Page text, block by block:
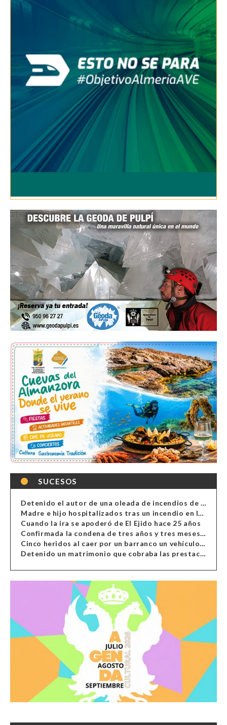
SUCESOS
Detenido el autor de una oleada de incendios de contenedores en Almería
Madre e hijo hospitalizados tras un incendio en la cocina de una vivienda en Almería
Cuando la ira se apoderó de El Ejido hace 25 años
Confirmada la condena de tres años y tres meses al hombre de Antas acusado de xenofobia
Cinco heridos al caer por un barranco un vehículo en Alcolea
Detenido un matrimonio que cobraba las prestaciones de ilegales en Almería, Granada, Málaga, Huelva y Murcia